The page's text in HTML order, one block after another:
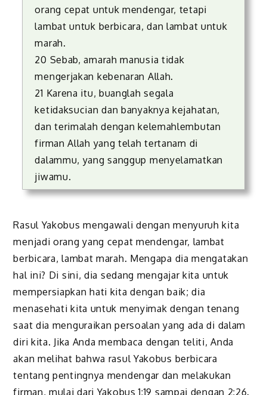
orang cepat untuk mendengar, tetapi
lambat untuk berbicara, dan lambat untuk
marah.
20 Sebab, amarah manusia tidak
mengerjakan kebenaran Allah.
21 Karena itu, buanglah segala
ketidaksucian dan banyaknya kejahatan,
dan terimalah dengan kelemahlembutan
firman Allah yang telah tertanam di
dalammu, yang sanggup menyelamatkan
jiwamu.
Rasul Yakobus mengawali dengan menyuruh kita
menjadi orang yang cepat mendengar, lambat
berbicara, lambat marah. Mengapa dia mengatakan
hal ini? Di sini, dia sedang mengajar kita untuk
mempersiapkan hati kita dengan baik; dia
menasehati kita untuk menyimak dengan tenang
saat dia menguraikan persoalan yang ada di dalam
diri kita. Jika Anda membaca dengan teliti, Anda
akan melihat bahwa rasul Yakobus berbicara
tentang pentingnya mendengar dan melakukan
firman, mulai dari Yakobus 1:19 sampai dengan 2:26.